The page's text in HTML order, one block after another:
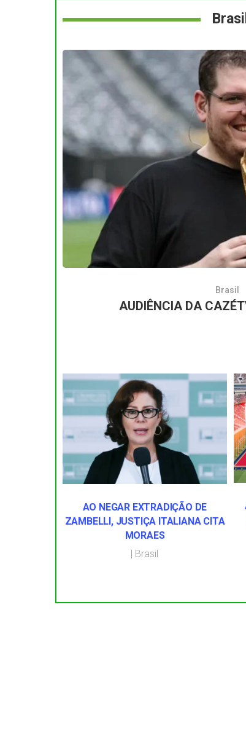
Brasil
Brasil
AUDIÊNCIA DA
AO NEGAR EXTRADIÇÃO DE
ZAMBELLI, JUSTIÇA ITALIANA CITA
MORAES
| Brasil